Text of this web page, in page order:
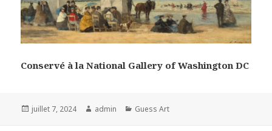
Conservé à la National Gallery of Washington DC
Posted
juillet 7, 2024 Author
admin Categories
Guess Art